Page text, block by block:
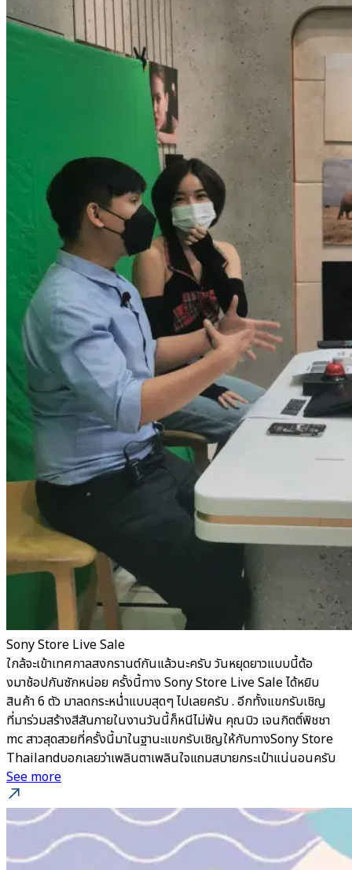
Sony Store Live Sale
ใกล้จะเข้าเทศกาลสงกรานต์กันแล้วนะครับ วันหยุดยาวแบบนี้ต้อ
งมาช้อปกันซักหน่อย ครั้งนี้ทาง Sony Store Live Sale ได้หยิบ
สินค้า 6 ตัว มาลดกระหน่ำแบบสุดๆ ไปเลยครับ . อีกทั้งแขกรับเชิญ
ที่มาร่วมสร้างสีสันภายในงานวันนี้ก็หนีไม่พ้น คุณบิว เจนกิตติ์พิชชา
mc สาวสุดสวยที่ครั้งนี้มาในฐานะแขกรับเชิญให้กับทางSony Store
Thailandบอกเลยว่าเพลินตาเพลินใจแถมสบายกระเป๋าแน่นอนครับ
See more